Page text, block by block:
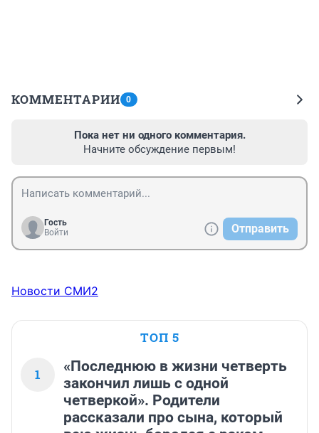
КОММЕНТАРИИ 0
Пока нет ни одного комментария.
Начните обсуждение первым!
Гость
Войти
Отправить
Новости СМИ2
ТОП 5
1
«Последнюю в жизни четверть
закончил лишь с одной
четверкой». Родители
рассказали про сына, который